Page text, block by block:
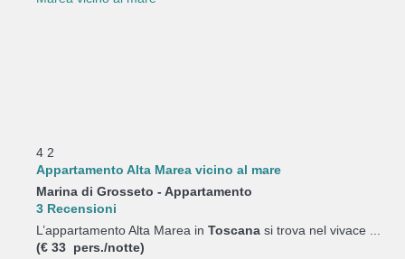
4 2
Appartamento Alta Marea vicino al mare
Marina di Grosseto - Appartamento
3 Recensioni
L’appartamento Alta Marea in Toscana si trova nel vivace ...
(€ 33 pers./notte)